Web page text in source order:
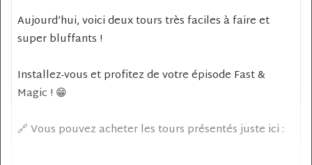
Aujourd’hui, voici deux tours très faciles à faire et
super bluffants !
Installez-vous et profitez de votre épisode Fast &
Magic ! 😁
🔗 Vous pouvez acheter les tours présentés juste ici :